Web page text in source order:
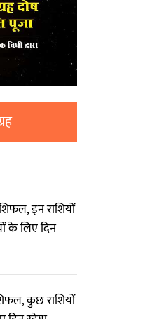
इन राशियों
के लिए दिन
कुछ राशियों